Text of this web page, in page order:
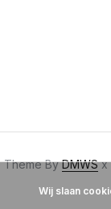
Theme ByDMWSx
Wij slaan